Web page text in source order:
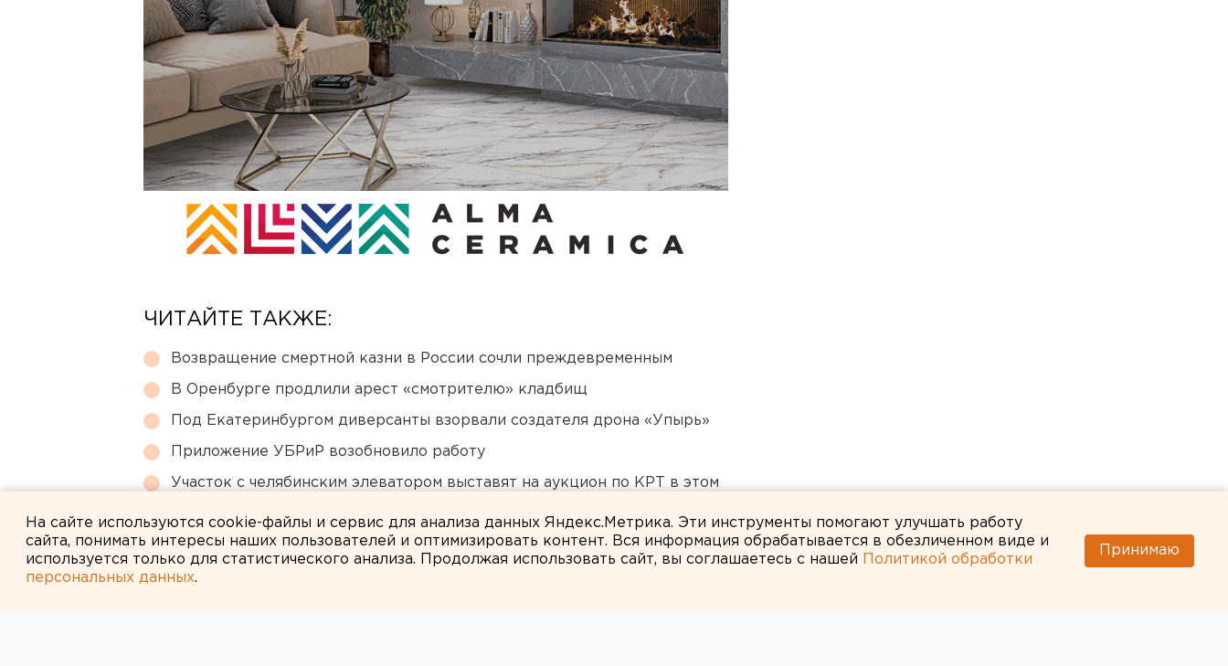
ЧИТАЙТЕ ТАКЖЕ:
Возвращение смертной казни в России сочли преждевременным
В Оренбурге продлили арест «смотрителю» кладбищ
Под Екатеринбургом диверсанты взорвали создателя дрона «Упырь»
Приложение УБРиР возобновило работу
Участок с челябинским элеватором выставят на аукцион по КРТ в этом
На сайте используются cookie-файлы и сервис для анализа данных Яндекс.Метрика. Эти инструменты помогают улучшать работу
сайта, понимать интересы наших пользователей и оптимизировать контент. Вся информация обрабатывается в обезличенном виде и
используется только для статистического анализа. Продолжая использовать сайт, вы соглашаетесь с нашей
Политикой обработки
персональных данных.
Принимаю